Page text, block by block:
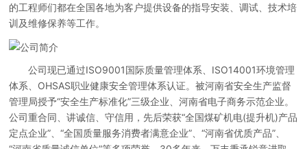
的工程师们都在全国各地为客户提供设备的指导安装、调试、技术培
训及维修保养等工作。
公司现已通过ISO9001国际质量管理体系、ISO14001环境管理
体系、OHSAS职业健康安全管理体系认证。被河南省安全生产监督
管理局授予“安全生产标准化”三级企业、河南省电子商务示范企业。
公司重合同、讲诚信、守信用，先后荣获“全国煤矿机电(提升机)产品
定点企业”、“全国质量服务消费者满意企业”、“河南省优质产品”、